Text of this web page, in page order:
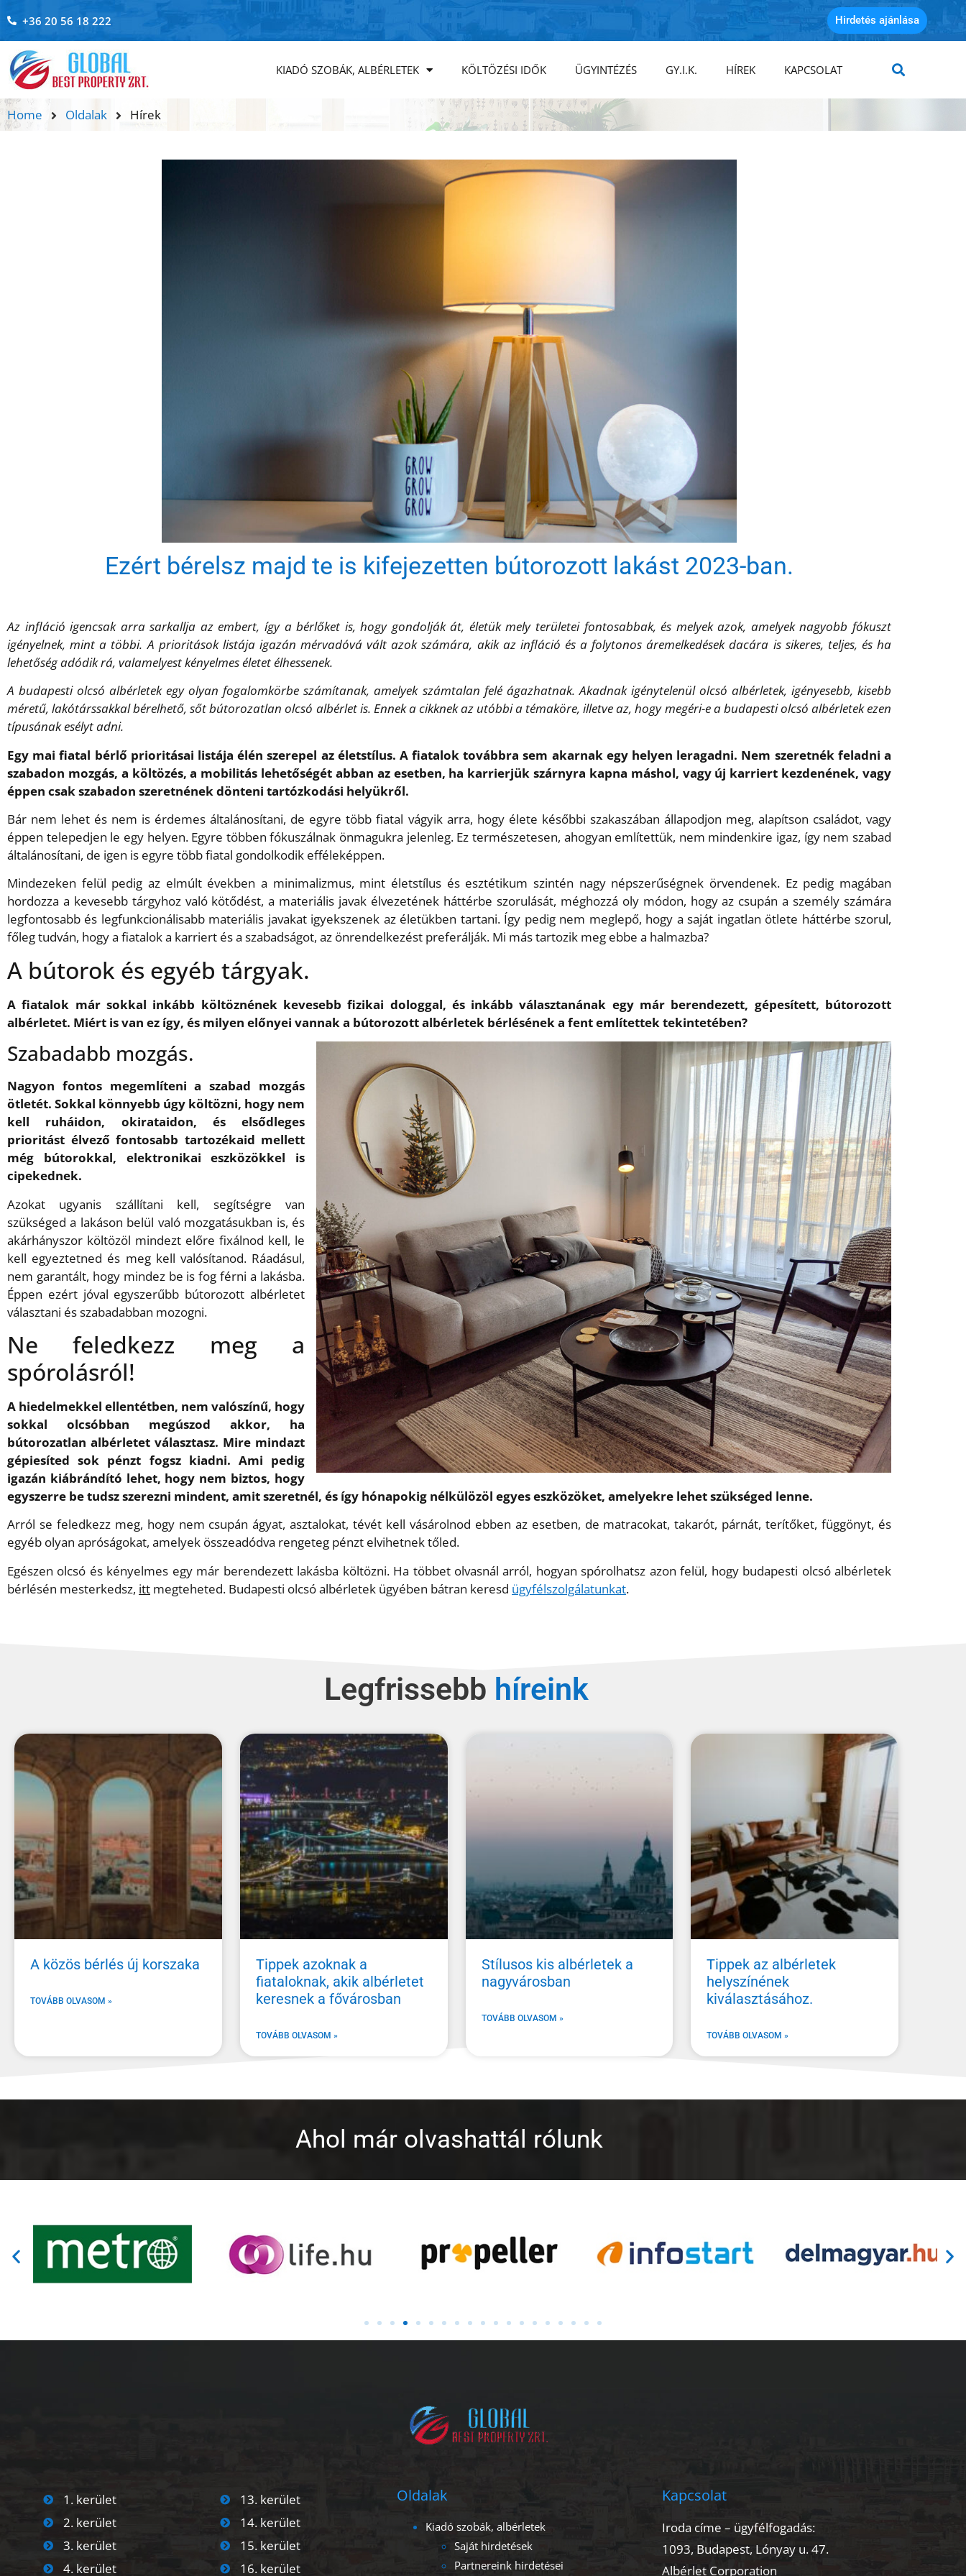
+36 20 56 18 222 Hirdetés ajánlása
KIADÓ SZOBÁK, ALBÉRLETEK KÖLTÖZÉSI IDŐK ÜGYINTÉZÉS GY.I.K. HÍREK KAPCSOLAT
Home Oldalak Hírek
Ezért bérelsz majd te is kifejezetten bútorozott lakást 2023-ban.
Az infláció igencsak arra sarkallja az embert, így a bérlőket is, hogy gondolják át, életük mely területei fontosabbak, és melyek azok, amelyek nagyobb fókuszt
igényelnek, mint a többi. A prioritások listája igazán mérvadóvá vált azok számára, akik az infláció és a folytonos áremelkedések dacára is sikeres, teljes, és ha
lehetőség adódik rá, valamelyest kényelmes életet élhessenek.
A budapesti olcsó albérletek egy olyan fogalomkörbe számítanak, amelyek számtalan felé ágazhatnak. Akadnak igénytelenül olcsó albérletek, igényesebb, kisebb
méretű, lakótárssakkal bérelhető, sőt bútorozatlan olcsó albérlet is. Ennek a cikknek az utóbbi a témaköre, illetve az, hogy megéri-e a budapesti olcsó albérletek ezen
típusának esélyt adni.
Egy mai fiatal bérlő prioritásai listája élén szerepel az életstílus. A fiatalok továbbra sem akarnak egy helyen leragadni. Nem szeretnék feladni a
szabadon mozgás, a költözés, a mobilitás lehetőségét abban az esetben, ha karrierjük szárnyra kapna máshol, vagy új karriert kezdenének, vagy
éppen csak szabadon szeretnének dönteni tartózkodási helyükről.
Bár nem lehet és nem is érdemes általánosítani, de egyre több fiatal vágyik arra, hogy élete későbbi szakaszában állapodjon meg, alapítson családot, vagy
éppen telepedjen le egy helyen. Egyre többen fókuszálnak önmagukra jelenleg. Ez természetesen, ahogyan említettük, nem mindenkire igaz, így nem szabad
általánosítani, de igen is egyre több fiatal gondolkodik efféleképpen.
Mindezeken felül pedig az elmúlt években a minimalizmus, mint életstílus és esztétikum szintén nagy népszerűségnek örvendenek. Ez pedig magában
hordozza a kevesebb tárgyhoz való kötődést, a materiális javak élvezetének háttérbe szorulását, méghozzá oly módon, hogy az csupán a személy számára
legfontosabb és legfunkcionálisabb materiális javakat igyekszenek az életükben tartani. Így pedig nem meglepő, hogy a saját ingatlan ötlete háttérbe szorul,
főleg tudván, hogy a fiatalok a karriert és a szabadságot, az önrendelkezést preferálják. Mi más tartozik meg ebbe a halmazba?
A bútorok és egyéb tárgyak.
A fiatalok már sokkal inkább költöznének kevesebb fizikai dologgal, és inkább választanának egy már berendezett, gépesített, bútorozott
albérletet. Miért is van ez így, és milyen előnyei vannak a bútorozott albérletek bérlésének a fent említettek tekintetében?
Szabadabb mozgás.
Nagyon fontos megemlíteni a szabad mozgás
ötletét. Sokkal könnyebb úgy költözni, hogy nem
kell ruháidon, okirataidon, és elsődleges
prioritást élvező fontosabb tartozékaid mellett
még bútorokkal, elektronikai eszközökkel is
cipekednek.
Azokat ugyanis szállítani kell, segítségre van
szükséged a lakáson belül való mozgatásukban is, és
akárhányszor költözöl mindezt előre fixálnod kell, le
kell egyeztetned és meg kell valósítanod. Ráadásul,
nem garantált, hogy mindez be is fog férni a lakásba.
Éppen ezért jóval egyszerűbb bútorozott albérletet
választani és szabadabban mozogni.
Ne feledkezz meg a
spórolásról!
A hiedelmekkel ellentétben, nem valószínű, hogy
sokkal olcsóbban megúszod akkor, ha
bútorozatlan albérletet választasz. Mire mindazt
gépiesíted sok pénzt fogsz kiadni. Ami pedig
igazán kiábrándító lehet, hogy nem biztos, hogy
egyszerre be tudsz szerezni mindent, amit szeretnél, és így hónapokig nélkülözöl egyes eszközöket, amelyekre lehet szükséged lenne.
Arról se feledkezz meg, hogy nem csupán ágyat, asztalokat, tévét kell vásárolnod ebben az esetben, de matracokat, takarót, párnát, terítőket, függönyt, és
egyéb olyan apróságokat, amelyek összeadódva rengeteg pénzt elvihetnek tőled.
Egészen olcsó és kényelmes egy már berendezett lakásba költözni. Ha többet olvasnál arról, hogyan spórolhatsz azon felül, hogy budapesti olcsó albérletek
bérlésén mesterkedsz, itt megteheted. Budapesti olcsó albérletek ügyében bátran keresd ügyfélszolgálatunkat.
Legfrissebb
A közös bérlés új korszaka
TOVÁBB OLVASOM »
Tippek azoknak a
fiataloknak, akik albérletet
keresnek a fővárosban
TOVÁBB OLVASOM »
Stílusos kis albérletek a
nagyvárosban
TOVÁBB OLVASOM »
Tippek az albérletek
helyszínének
kiválasztásához.
TOVÁBB OLVASOM »
Ahol már olvashattál rólunk
1. kerület
2. kerület
3. kerület
4. kerület
13. kerület
14. kerület
15. kerület
16. kerület
Oldalak
Kiadó szobák, albérletek
Saját hirdetések
Partnereink hirdetései
Kapcsolat
Iroda címe – ügyfélfogadás:
1093, Budapest, Lónyay u. 47.
Albérlet Corporation